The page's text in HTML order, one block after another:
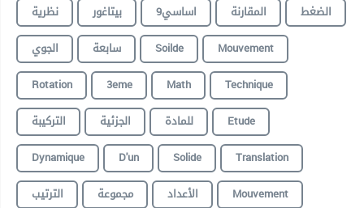
نظرية
بيتاغور 9اساسي المقارنة
الضغط
الجوي
سابعة Soilde
Mouvement
Rotation
3eme Math
Technique
التركيبة
الجزئية للمادة
Etude
Dynamique
D'un Solide
Translation
الترتيب
مجموعة الأعداد Mouvement